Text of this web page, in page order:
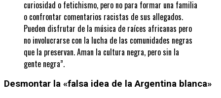
curiosidad o fetichismo, pero no para formar una familia
o confrontar comentarios racistas de sus allegados.
Pueden disfrutar de la música de raíces africanas pero
no involucrarse con la lucha de las comunidades negras
que la preservan. Aman la cultura negra, pero sin la
gente negra”.
Desmontar la «falsa idea de la Argentina blanca»